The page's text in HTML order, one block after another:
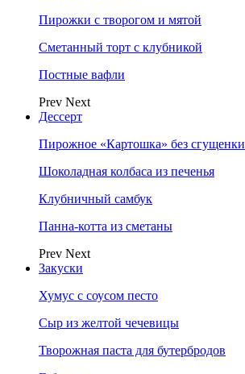
Пирожки с творогом и мятой
Сметанный торт с клубникой
Постные вафли
Prev Next
Дессерт
Пирожное «Картошка» без сгущенки
Шоколадная колбаса из печенья
Клубничный самбук
Панна-котта из сметаны
Prev Next
Закуски
Хумус с соусом песто
Сыр из желтой чечевицы
Творожная паста для бутербродов